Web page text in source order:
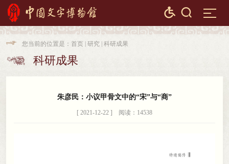
 
 科研成果
 您当前的位置是： 首页 研究 科研成果
朱彦民：小议甲骨文中的“宋”与“商”
[ 2021-12-22 ] 阅读：14538